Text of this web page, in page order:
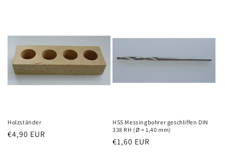
Holzständer
Normaler
€4,90 EUR
HSS Messingbohrer geschliffen DIN
338 RH (Ø = 1,40 mm)
Normaler
€1,60 EUR